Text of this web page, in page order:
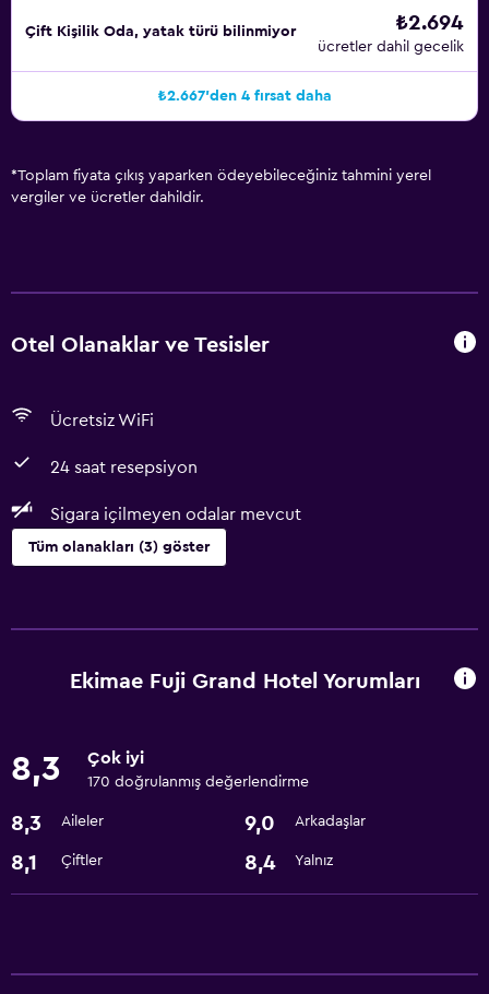
Çift ​Kişilik Oda, yatak türü bilinmiyor ₺2.694
ücretler dahil gecelik
₺2.667'den 4 fırsat daha
*Toplam fiyata çıkış yaparken ödeyebileceğiniz tahmini yerel
vergiler ve ücretler dahildir.
Otel Olanaklar ve Tesisler
Ücretsiz WiFi
24 saat resepsiyon
Sigara içilmeyen odalar mevcut
Tüm olanakları (3) göster
Sigara içilmeyen odalar mevcut
Hizmetler ve kolaylıklar
Temel özellikler
Ücretsiz WiFi
Ekimae Fuji Grand Hotel Yorumları
8,3 Çok iyi
170 doğrulanmış değerlendirme
8,3 Aileler 9,0 Arkadaşlar
8,1 Çiftler 8,4 Yalnız